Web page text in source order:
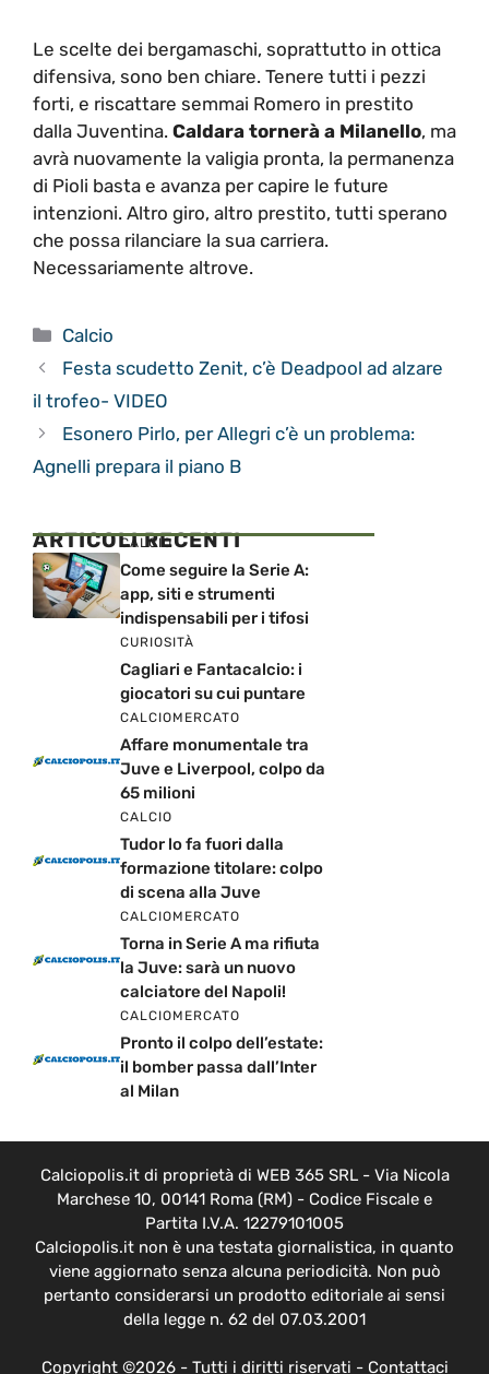
Le scelte dei bergamaschi, soprattutto in ottica
difensiva, sono ben chiare. Tenere tutti i pezzi
forti, e riscattare semmai Romero in prestito
dalla Juventina. Caldara tornerà a Milanello, ma
avrà nuovamente la valigia pronta, la permanenza
di Pioli basta e avanza per capire le future
intenzioni. Altro giro, altro prestito, tutti sperano
che possa rilanciare la sua carriera.
Necessariamente altrove.
Categorie
Calcio
Festa scudetto Zenit, c’è Deadpool ad alzare
il trofeo- VIDEO
Esonero Pirlo, per Allegri c’è un problema:
Agnelli prepara il piano B
ARTICOLI RECENTI
CALCIO
Come seguire la Serie A:
app, siti e strumenti
indispensabili per i tifosi
CURIOSITÀ
Cagliari e Fantacalcio: i
giocatori su cui puntare
CALCIOMERCATO
Affare monumentale tra
Juve e Liverpool, colpo da
65 milioni
CALCIO
Tudor lo fa fuori dalla
formazione titolare: colpo
di scena alla Juve
CALCIOMERCATO
Torna in Serie A ma rifiuta
la Juve: sarà un nuovo
calciatore del Napoli!
CALCIOMERCATO
Pronto il colpo dell’estate:
il bomber passa dall’Inter
al Milan
Calciopolis.it di proprietà di WEB 365 SRL - Via Nicola
Marchese 10, 00141 Roma (RM) - Codice Fiscale e
Partita I.V.A. 12279101005
Calciopolis.it non è una testata giornalistica, in quanto
viene aggiornato senza alcuna periodicità. Non può
pertanto considerarsi un prodotto editoriale ai sensi
della legge n. 62 del 07.03.2001
Copyright ©2026 - Tutti i diritti riservati - Contattaci